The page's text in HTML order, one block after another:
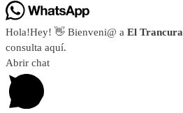
Hola!Hey! 👋 Bienveni@ a El Trancura
consulta aquí.
Abrir chat